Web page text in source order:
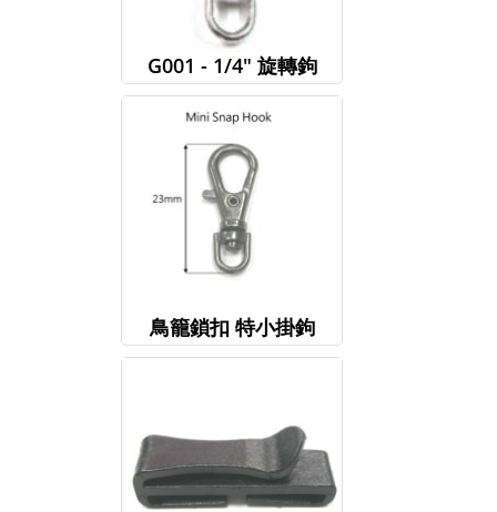
G001 - 1/4" 旋轉鉤
鳥籠鎖扣 特小掛鉤